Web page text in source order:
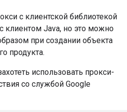
с клиентской библиотекой
клиентом Java, но это можно
при создании объекта
продукта.
использовать прокси-
со службой Google